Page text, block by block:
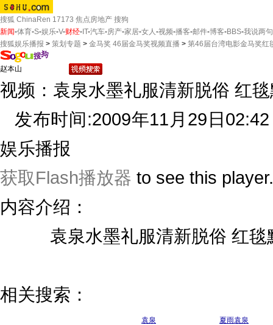
搜狐 ChinaRen 17173 焦点房地产 搜狗
新闻-体育-S-娱乐-V-财经- IT-汽车-房产-家居-女人-视频-播客-邮件-博客-BBS-我说两句
搜狐娱乐播报 > 策划专题 > 金马奖 46届金马奖视频直播 > 第46届台湾电影金马奖红
视频：袁泉水墨礼服清新脱俗 红
发布时间:2009年11月29日
娱乐播报
获取Flash播放器 to see this player.
内容介绍：
袁泉水墨礼服清新脱俗 红毯
相关搜索：
袁泉
夏雨袁泉